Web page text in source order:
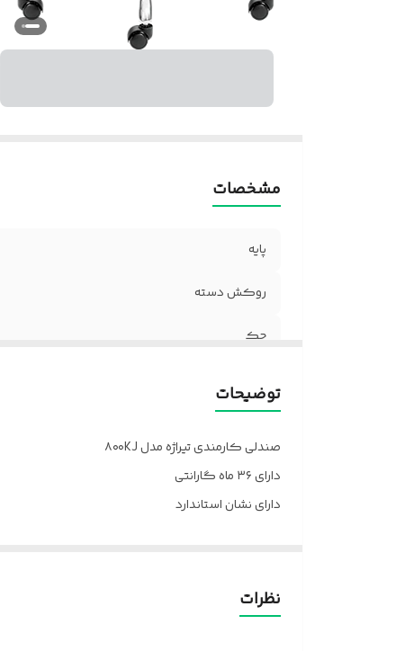
مشخصات
پایه
روکش دسته
جک
جنس روکش
چرخ
مکانیزم
توضیحات
صندلی کارمندی تیراژه مدل ۸۰۰KJ
دارای ۳۶ ماه گارانتی
دارای نشان استاندارد
پالونیا برای خانه، برای محل کار
نظرات